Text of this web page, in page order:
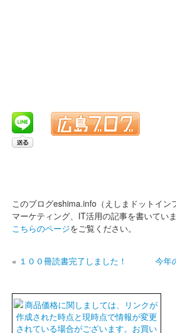
このブログeshima.info（えしまドットイン
マーケティング、IT活用の記事を書いていま
こちらのページをご覧ください。
« １００冊読書完了しました！ 今年